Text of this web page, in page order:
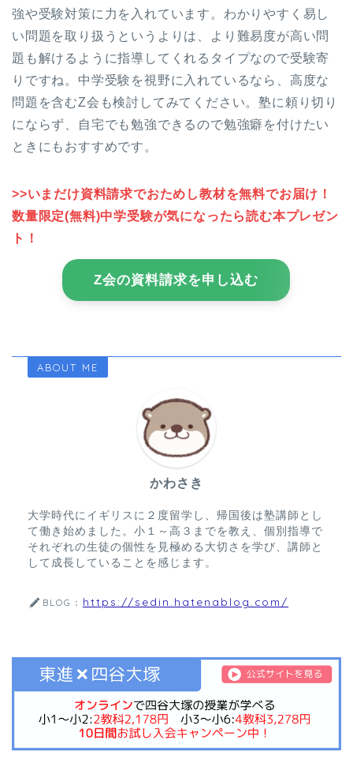
強や受験対策に力を入れています。わかりやすく易し
い問題を取り扱うというよりは、より難易度が高い問
題も解けるように指導してくれるタイプなので受験寄
りですね。中学受験を視野に入れているなら、高度な
問題を含むZ会も検討してみてください。塾に頼り切り
にならず、自宅でも勉強できるので勉強癖を付けたい
ときにもおすすめです。
>>いまだけ資料請求でおためし教材を無料でお届け！
数量限定(無料)中学受験が気になったら読む本プレゼン
ト！
Z会の資料請求を申し込む
ABOUT ME
かわさき
大学時代にイギリスに２度留学し、帰国後は塾講師とし
て働き始めました。小１～高３までを教え、個別指導で
それぞれの生徒の個性を見極める大切さを学び、講師と
して成長していることを感じます。
BLOG： https://sedin.hatenablog.com/